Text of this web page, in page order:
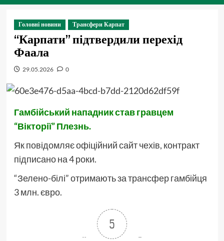
Головні новини Трансфери Карпат
“Карпати” підтвердили перехід
Фаала
29.05.2026 0
Гамбійський нападник став гравцем
“Вікторії” Плезнь.
Як повідомляє офіційний сайт чехів, контракт
підписано на 4 роки.
“Зелено-білі” отримають за трансфер гамбійця
3 млн. євро.
5